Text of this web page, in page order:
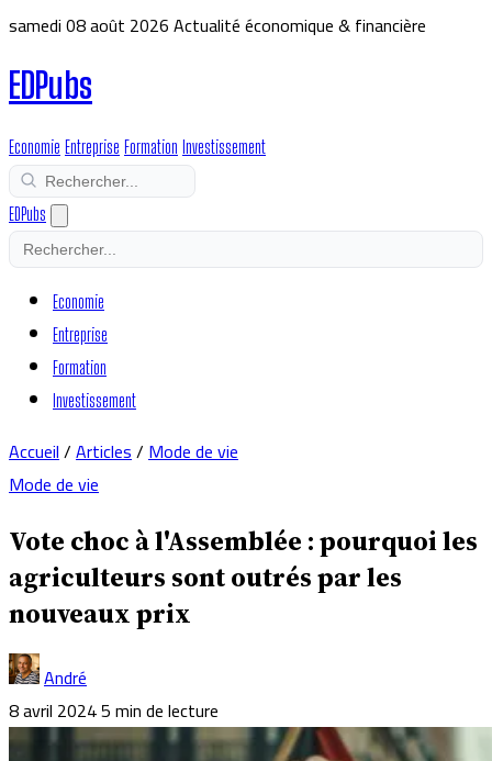
samedi 08 août 2026Actualité économique & financière
EDPubs
Economie Entreprise Formation Investissement
EDPubs
Economie
Entreprise
Formation
Investissement
Accueil/Articles/Mode de vie
Mode de vie
Vote choc à l'Assemblée : pourquoi les
agriculteurs sont outrés par les
nouveaux prix
André
8 avril 20245 min de lecture